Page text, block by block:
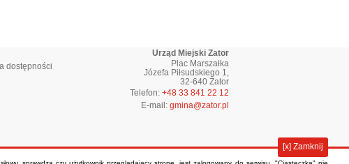
dostępności
Urząd Miejski Zator
Plac Marszałka
Józefa Piłsudskiego 1,
32-640 Zator
Telefon: +48 33 841 22 12
E-mail: gmina@zator.pl
[x] Zamknij